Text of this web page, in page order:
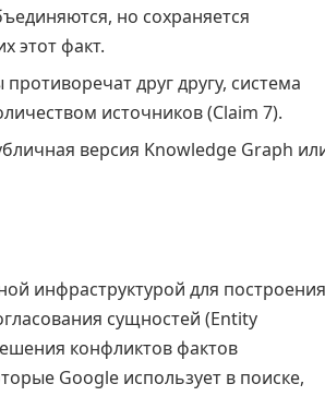
но сохраняется
этот факт.
друг другу, система
источников (Claim 7).
версия Knowledge Graph
инфраструктурой для построения
сущностей (Entity
конфликтов фактов
Google использует в поиске,